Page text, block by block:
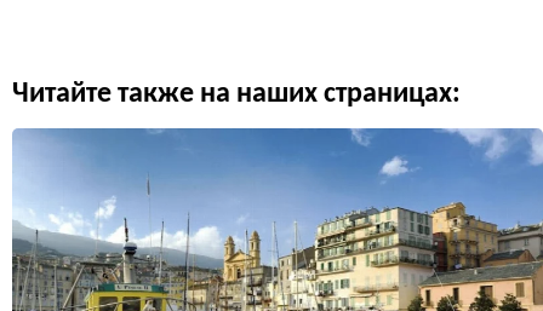
Читайте также на наших страницах: